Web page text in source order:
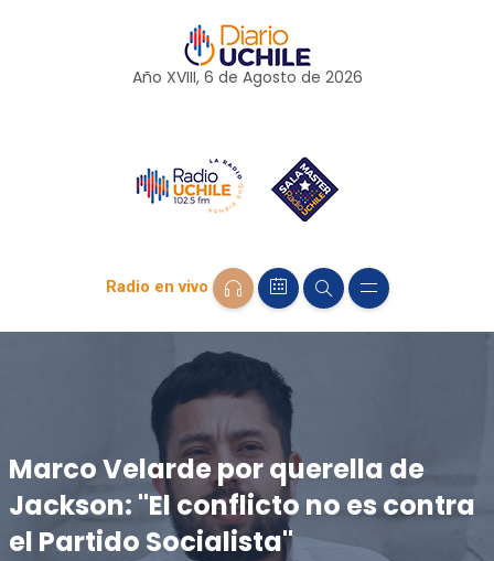
Año XVIII, 6 de Agosto de 2026
Radio en vivo
Marco Velarde por querella de
Jackson: "El conflicto no es contra
el Partido Socialista"